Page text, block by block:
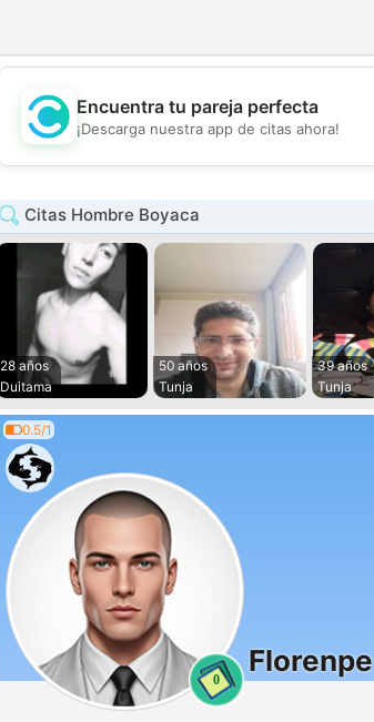
💖
Encuentra tu pareja perfecta
¡Descarga nuestra app de citas ahora!
Citas Hombre Boyaca
28 años
Duitama
50 años
Tunja
39 años
Tunja
0.5/1
0
Florenpe